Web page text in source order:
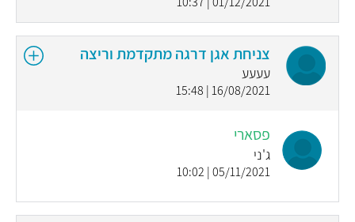
צניחת אגן דרגה מתקדמת וריצה
עעעע
16/08/2021 | 15:48
פסארי
ג'ני
05/11/2021 | 10:02